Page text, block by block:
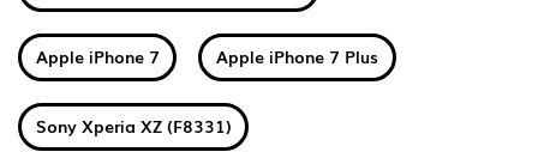
Apple iPhone 7 Apple iPhone 7 Plus
Sony Xperia XZ (F8331)